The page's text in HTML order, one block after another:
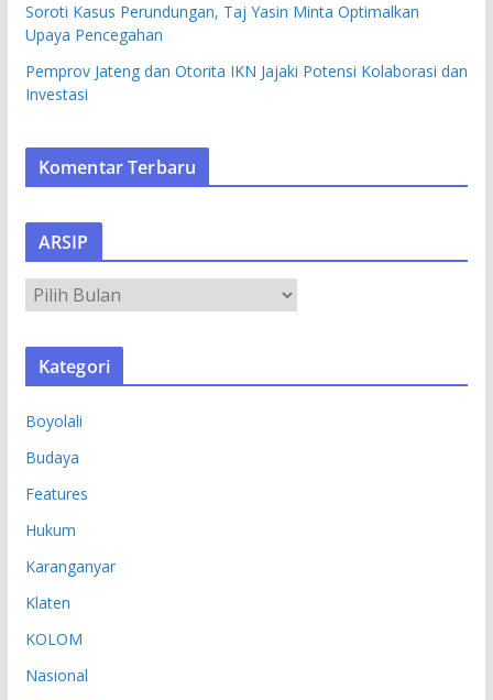
Soroti Kasus Perundungan, Taj Yasin Minta Optimalkan
Upaya Pencegahan
Pemprov Jateng dan Otorita IKN Jajaki Potensi Kolaborasi dan
Investasi
Komentar Terbaru
ARSIP
S
Kategori
Boyolali
Budaya
Features
Hukum
Karanganyar
Klaten
KOLOM
Nasional